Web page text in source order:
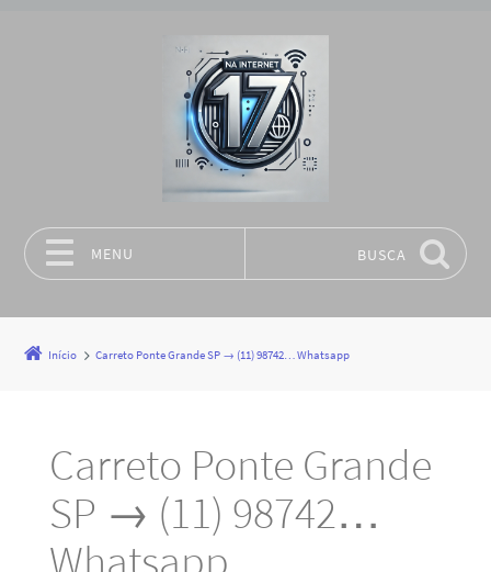
MENU BUSCA
Início Carreto Ponte Grande SP → (11) 98742… Whatsapp
Carreto Ponte Grande
SP → (11) 98742…
Whatsapp